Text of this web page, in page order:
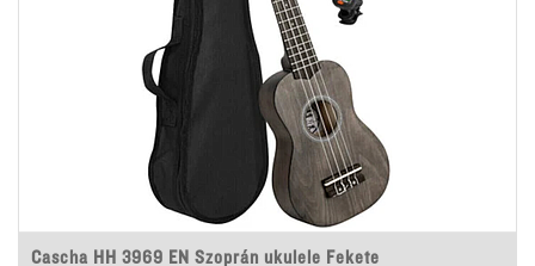
Cascha HH 3969 EN Szoprán ukulele Fekete